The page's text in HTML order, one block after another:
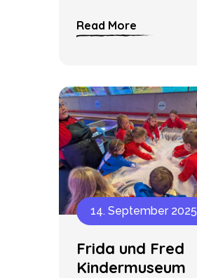
Read More
14. September 2025
Frida und Fred
Kindermuseum